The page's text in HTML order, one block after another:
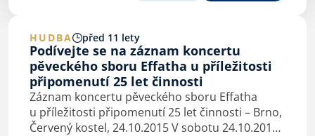
HUDBA před 11 lety
Podívejte se na záznam koncertu
pěveckého sboru Effatha u příležitosti
připomenutí 25 let činnosti
Záznam koncertu pěveckého sboru Effatha
u příležitosti připomenutí 25 let činnosti – Brno,
Červený kostel, 24.10.2015 V sobotu 24.10.2015